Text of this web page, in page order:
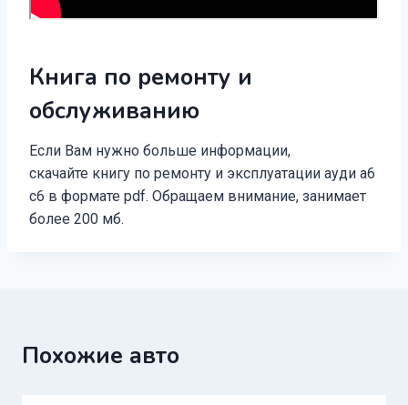
Книга по ремонту и
обслуживанию
Если Вам нужно больше информации,
скачайте книгу по ремонту и эксплуатации ауди а6
с6 в формате pdf. Обращаем внимание, занимает
более 200 мб.
Похожие авто